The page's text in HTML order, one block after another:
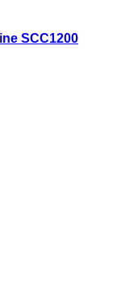
SCC1200